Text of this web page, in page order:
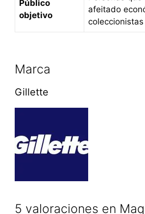
Público
objetivo
afeitado
coleccionistas
Marca
Gillette
5 valoraciones en